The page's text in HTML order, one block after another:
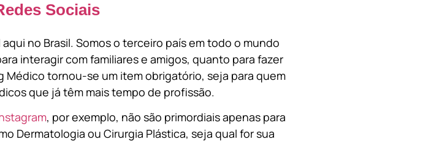
Sociais
no Brasil. Somos o terceiro país em todo o mundo
interagir com familiares e amigos, quanto para fazer
Médico tornou-se um item obrigatório, seja para quem
que já têm mais tempo de profissão.
, por exemplo, não são primordiais apenas para
Dermatologia ou Cirurgia Plástica, seja qual for sua